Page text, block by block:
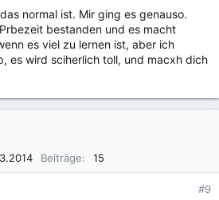
normal ist. Mir ging es genauso.
bestanden und es macht
es viel zu lernen ist, aber ich
es wird sciherlich toll, und macxh dich
Beiträge 15
#9